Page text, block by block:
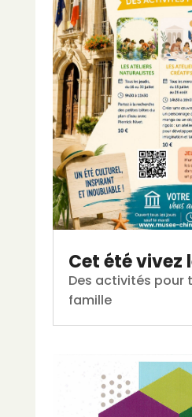
Cet été vivez
Des activités pour
famille